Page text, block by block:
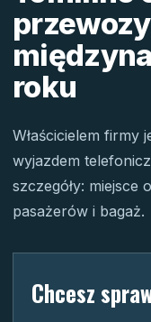
przewozy
roku
Właścicielem firmy
wyjazdem
szczegóły:
pasażerów i bagaż.
Chcesz